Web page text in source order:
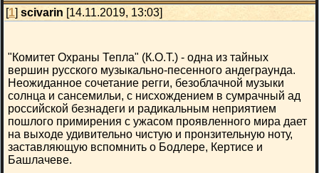
[1] scivarin [14.11.2019, 13:03]
"Комитет Охраны Тепла" (К.О.Т.) - одна из тайных
вершин русского музыкально-песенного андеграунда.
Неожиданное сочетание регги, безоблачной музыки
солнца и сансемильи, с нисхождением в сумрачный ад
российской безнадеги и радикальным неприятием
пошлого примирения с ужасом проявленного мира дает
на выходе удивительно чистую и пронзительную ноту,
заставляющую вспомнить о Бодлере, Кертисе и
Башлачеве.